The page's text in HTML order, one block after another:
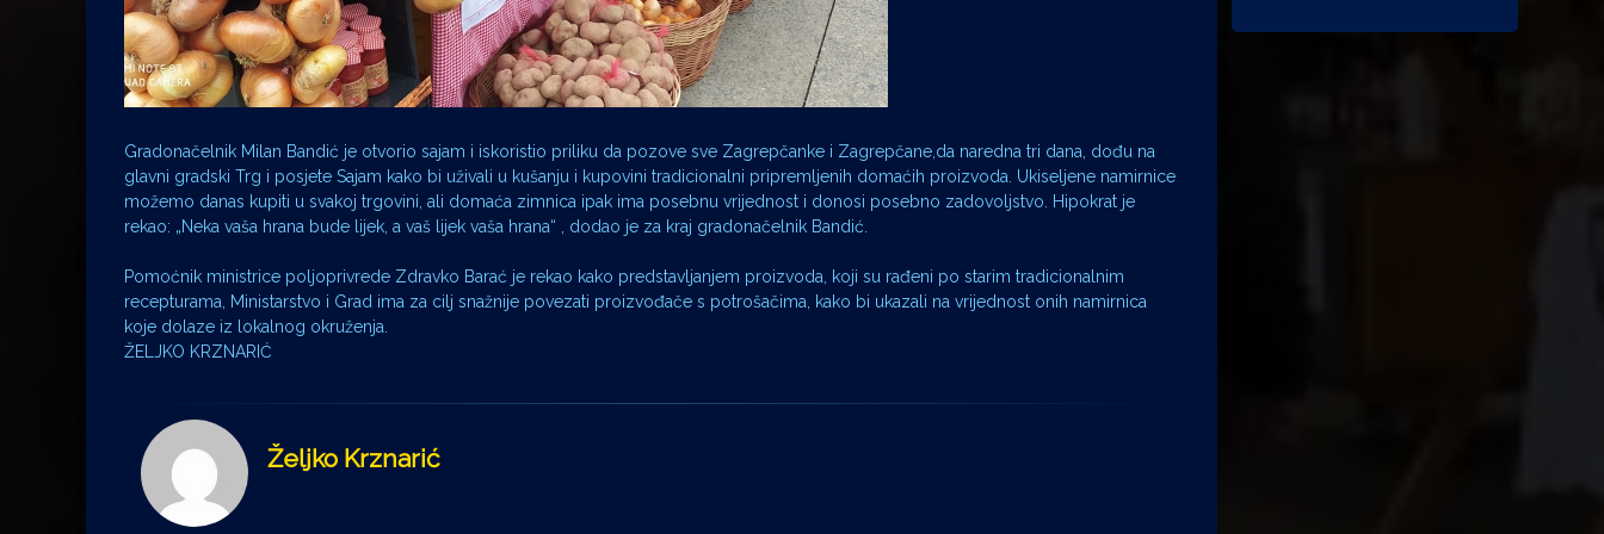
Gradonačelnik Milan Bandić je otvorio sajam i iskoristio priliku da pozove sve Zagrepčanke i Zagrepčane,da naredna tri dana, dođu na
glavni gradski Trg i posjete Sajam kako bi uživali u kušanju i kupovini tradicionalni pripremljenih domaćih proizvoda. Ukiseljene namirnice
možemo danas kupiti u svakoj trgovini, ali domaća zimnica ipak ima posebnu vrijednost i donosi posebno zadovoljstvo. Hipokrat je
rekao: „Neka vaša hrana bude lijek, a vaš lijek vaša hrana“ , dodao je za kraj gradonačelnik Bandić.
Pomoćnik ministrice poljoprivrede Zdravko Barać je rekao kako predstavljanjem proizvoda, koji su rađeni po starim tradicionalnim
recepturama, Ministarstvo i Grad ima za cilj snažnije povezati proizvođače s potrošačima, kako bi ukazali na vrijednost onih namirnica
koje dolaze iz lokalnog okruženja.
ŽELJKO KRZNARIĆ
Željko Krznarić